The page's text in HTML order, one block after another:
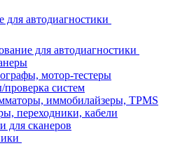
для автодиагностики
для автодиагностики
мотор-тестеры
проверка систем
иммобилайзеры, TPMS
переходники, кабели
для сканеров